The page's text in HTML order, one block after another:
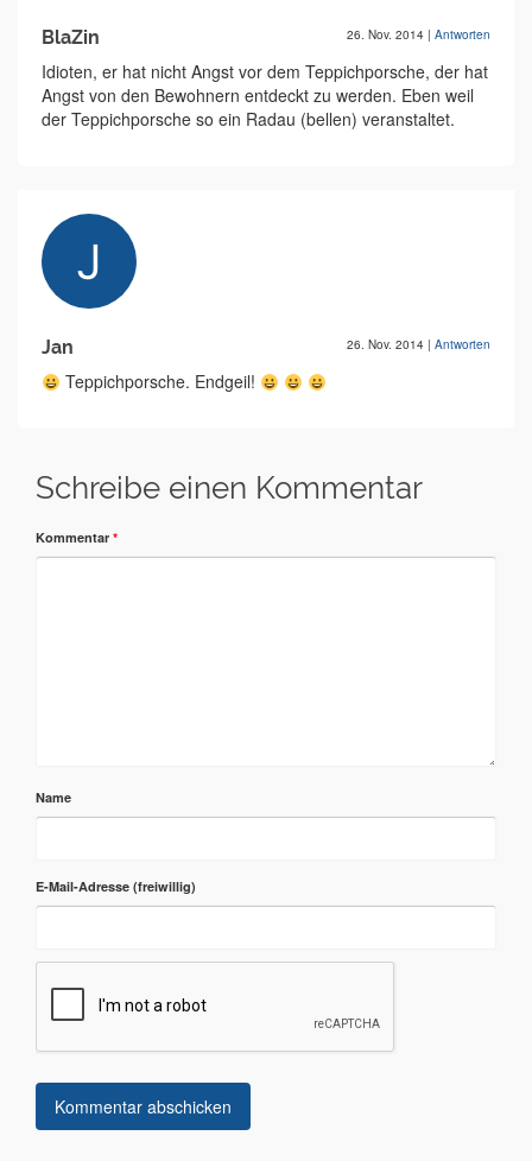
BlaZin 26. Nov. 2014 | Antworten
Idioten, er hat nicht Angst vor dem Teppichporsche, der hat
Angst von den Bewohnern entdeckt zu werden. Eben weil
der Teppichporsche so ein Radau (bellen) veranstaltet.
Jan 26. Nov. 2014 | Antworten
Teppichporsche. Endgeil!
Schreibe einen Kommentar
Kommentar *
Name
E-Mail-Adresse